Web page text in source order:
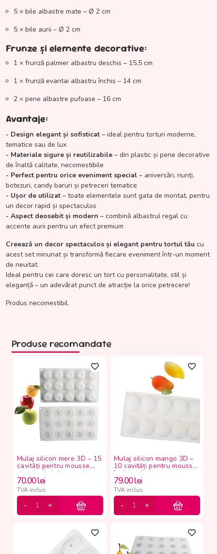
5 × bile albastre mate – Ø 2 cm
5 × bile aurii – Ø 2 cm
Frunze și elemente decorative:
1 × frunză palmier albastru deschis – 15,5 cm
1 × frunză evantai albastru închis – 14 cm
2 × pene albastre pufoase – 16 cm
Avantaje:
- Design elegant și sofisticat – ideal pentru torturi moderne,
tematice sau de lux
- Materiale sigure și reutilizabile – din plastic și pene decorative
de înaltă calitate, necomestibile
- Perfect pentru orice eveniment special – aniversări, nunți,
botezuri, candy baruri și petreceri tematice
- Ușor de utilizat – toate elementele sunt gata de montat, pentru
un decor rapid și spectaculos
- Aspect deosebit și modern – combină albastrul regal cu
accente aurii pentru un efect premium
Creează un decor spectaculos și elegant pentru tortul tău cu
acest set minunat și transformă fiecare eveniment într-un moment
de neuitat.
Ideal pentru cei care doresc un tort cu personalitate, stil și
eleganță – un adevărat punct de atracție la orice petrecere!
Produs necomestibil.
Produse recomandate
Mulaj silicon mere 3D – 15
cavități pentru mousse,
ciocolată și deserturi
moderne
70.00lei
TVA inclus
Mulaj silicon mango 3D –
10 cavități pentru mousse,
înghețată și panna cotta
79.00lei
TVA inclus